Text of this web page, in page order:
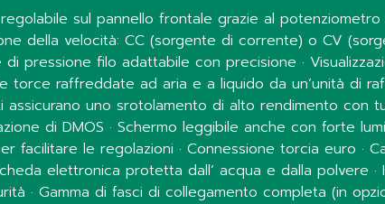
sul pannello frontale grazie al potenziometro
della velocità: CC (sorgente di corrente) o CV
pressione filo adattabile con precisione ·
torce raffreddate ad aria e a liquido da un’unità di
assicurano uno srotolamento di alto rendimento con
di DMOS · Schermo leggibile anche con forte
le regolazioni · Connessione torcia euro ·
elettronica protetta dall’ acqua e dalla polvere ·
· Gamma di fasci di collegamento completa (in